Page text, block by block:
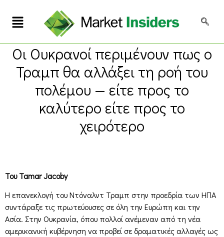
Οι Ουκρανοί περιμένουν πως ο
Τραμπ θα αλλάξει τη ροή του
πολέμου — είτε προς το
καλύτερο είτε προς το
χειρότερο
Του Tamar Jacoby
Η επανεκλογή του Ντόναλντ Τραμπ στην προεδρία των ΗΠΑ
συντάραξε τις πρωτεύουσες σε όλη την Ευρώπη και την
Ασία. Στην Ουκρανία, όπου πολλοί ανέμεναν από τη νέα
αμερικανική κυβέρνηση να προβεί σε δραματικές αλλαγές ως